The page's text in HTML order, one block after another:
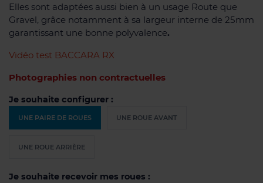
Elles sont adaptées aussi bien à un usage Route que
Gravel, grâce notamment à sa largeur interne de 25mm
garantissant une bonne polyvalence.
Vidéo test BACCARA RX
Photographies non contractuelles
Je souhaite configurer :
UNE PAIRE DE ROUES UNE ROUE AVANT
UNE ROUE ARRIÈRE
Je souhaite recevoir mes roues :